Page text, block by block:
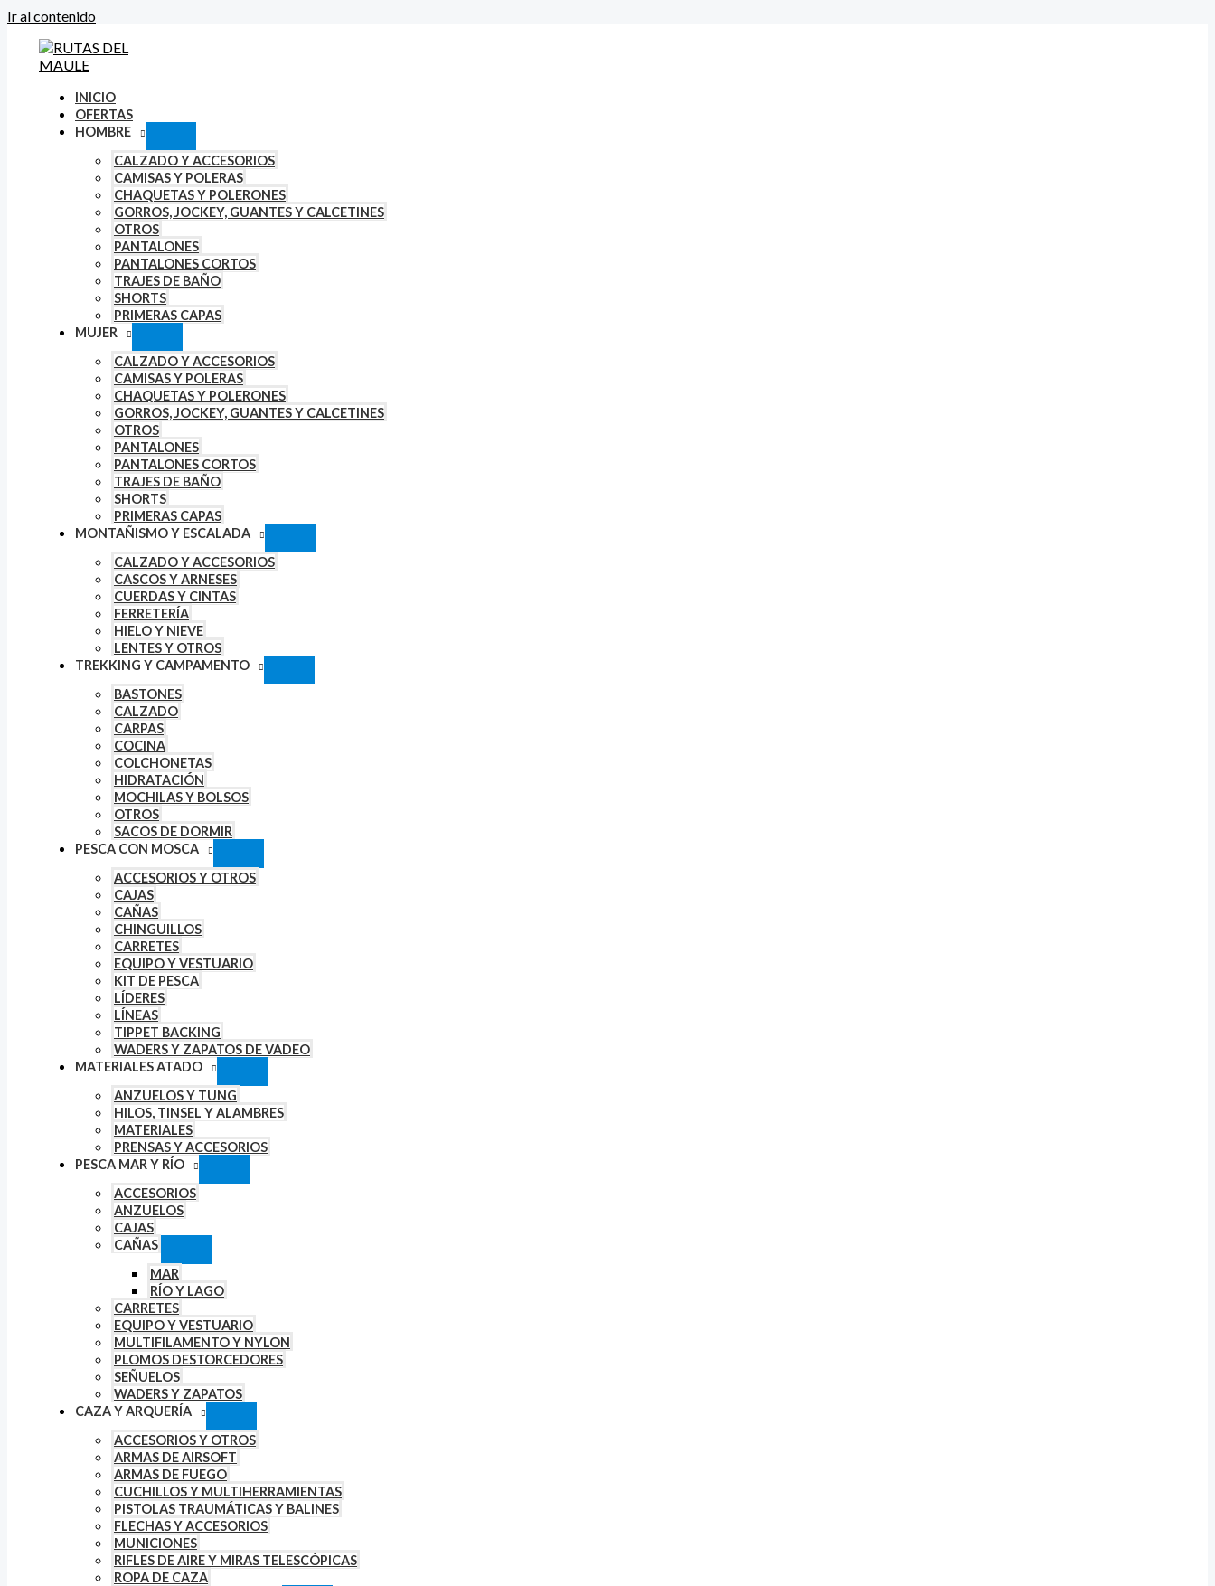
Ir al contenido
INICIO
OFERTAS
HOMBRE
CALZADO Y ACCESORIOS
CAMISAS Y POLERAS
CHAQUETAS Y POLERONES
GORROS, JOCKEY, GUANTES Y CALCETINES
OTROS
PANTALONES
PANTALONES CORTOS
TRAJES DE BAÑO
SHORTS
PRIMERAS CAPAS
MUJER
CALZADO Y ACCESORIOS
CAMISAS Y POLERAS
CHAQUETAS Y POLERONES
GORROS, JOCKEY, GUANTES Y CALCETINES
OTROS
PANTALONES
PANTALONES CORTOS
TRAJES DE BAÑO
SHORTS
PRIMERAS CAPAS
MONTAÑISMO Y ESCALADA
CALZADO Y ACCESORIOS
CASCOS Y ARNESES
CUERDAS Y CINTAS
FERRETERÍA
HIELO Y NIEVE
LENTES Y OTROS
TREKKING Y CAMPAMENTO
BASTONES
CALZADO
CARPAS
COCINA
COLCHONETAS
HIDRATACIÓN
MOCHILAS Y BOLSOS
OTROS
SACOS DE DORMIR
PESCA CON MOSCA
ACCESORIOS Y OTROS
CAJAS
CAÑAS
CHINGUILLOS
CARRETES
EQUIPO Y VESTUARIO
KIT DE PESCA
LÍDERES
LÍNEAS
TIPPET BACKING
WADERS Y ZAPATOS DE VADEO
MATERIALES ATADO
ANZUELOS Y TUNG
HILOS, TINSEL Y ALAMBRES
MATERIALES
PRENSAS Y ACCESORIOS
PESCA MAR Y RÍO
ACCESORIOS
ANZUELOS
CAJAS
CAÑAS
MAR
RÍO Y LAGO
CARRETES
EQUIPO Y VESTUARIO
MULTIFILAMENTO Y NYLON
PLOMOS DESTORCEDORES
SEÑUELOS
WADERS Y ZAPATOS
CAZA Y ARQUERÍA
ACCESORIOS Y OTROS
ARMAS DE AIRSOFT
ARMAS DE FUEGO
CUCHILLOS Y MULTIHERRAMIENTAS
PISTOLAS TRAUMÁTICAS Y BALINES
FLECHAS Y ACCESORIOS
MUNICIONES
RIFLES DE AIRE Y MIRAS TELESCÓPICAS
ROPA DE CAZA